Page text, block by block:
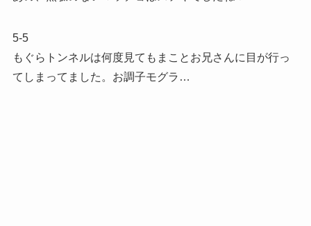
5-5
もぐらトンネルは何度見てもまことお兄さんに目が行っ
てしまってました。お調子モグラ…